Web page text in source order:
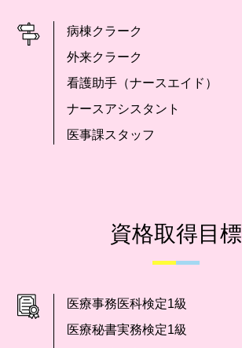
病棟クラーク
外来クラーク
看護助手（ナースエイド）
ナースアシスタント
医事課スタッフ
資格取得目標
医療事務医科検定1級
医療秘書実務検定1級